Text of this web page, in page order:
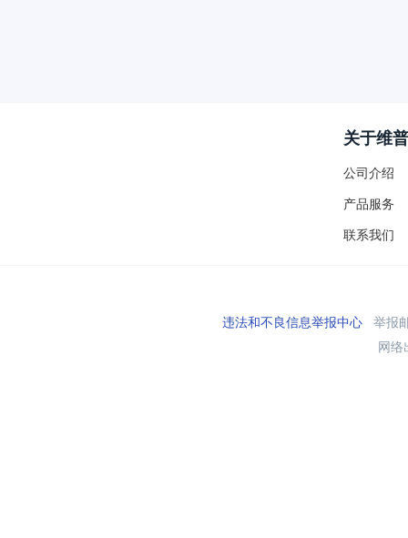
关于维普
公司介绍
产品服务
联系我们
违法和不良信息举报中心举报
网